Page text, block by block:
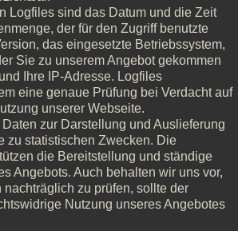
Logfiles sind das Datum und die Zeit
der für den Zugriff benutzte
das eingesetzte Betriebssystem,
Sie zu unserem Angebot gekommen
Ihre IP-Adresse. Logfiles
eine genaue Prüfung bei Verdacht auf
unserer Webseite.
zur Darstellung und Auslieferung
zu statistischen Zwecken. Die
die Bereitstellung und ständige
Angebots. Auch behalten wir uns vor,
zu prüfen, sollte der
Nutzung unseres Angebotes